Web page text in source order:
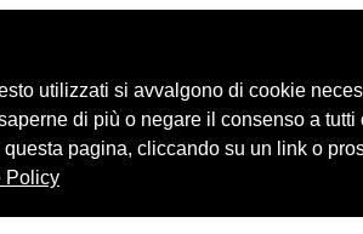
utilizzati si avvalgono di cookie
di più o negare il consenso a
pagina, cliccando su un link o
Policy